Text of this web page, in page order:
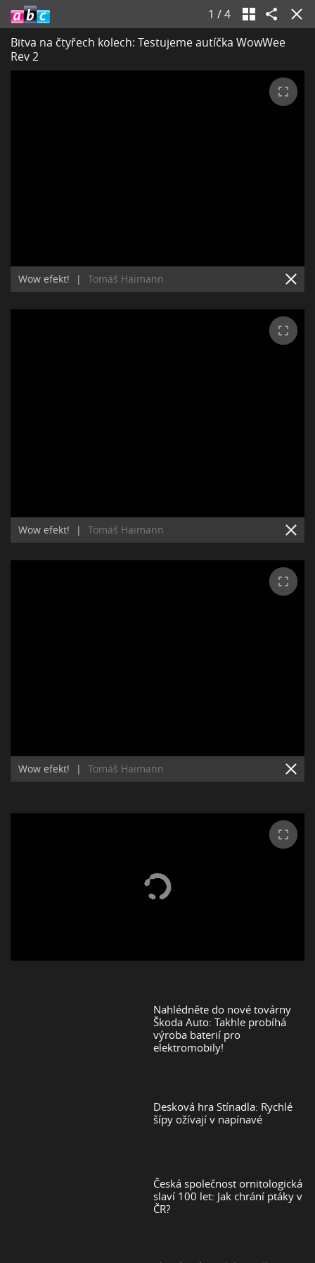
1 /4
Bitva na čtyřech kolech: Testujeme autíčka WowWee
Rev 2
Wow efekt! | Tomáš Haimann
Wow efekt! | Tomáš Haimann
Wow efekt! | Tomáš Haimann
Nahlédněte do nové továrny
Škoda Auto: Takhle probíhá
výroba baterií pro
elektromobily!
Desková hra Stínadla: Rychlé
šípy ožívají v napínavé
Česká společnost ornitologická
slaví 100 let: Jak chrání ptáky v
ČR?